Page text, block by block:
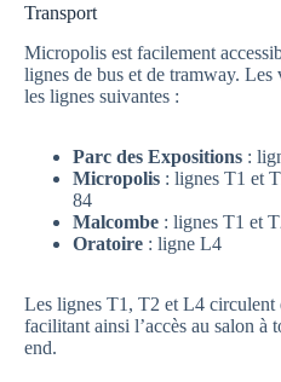
Transport
Micropolis est facilement
lignes de bus et de tramway.
les lignes suivantes :
Parc des Expositions :
Micropolis : lignes T1 et
84
Malcombe : lignes T1 et
Oratoire : ligne L4
Les lignes T1, T2 et L4 circulent
facilitant ainsi l’accès au salon à
end.